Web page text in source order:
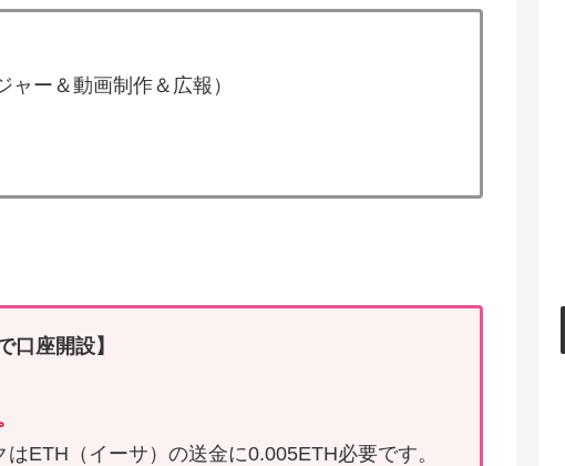
ャー＆動画制作＆広報）
口座開設】
ETH（イーサ）の送金に0.005ETH必要です。